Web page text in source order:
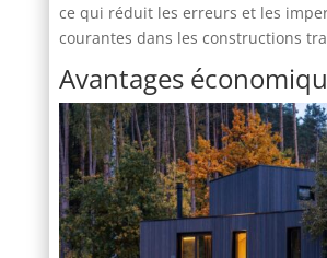
ce qui réduit les erreurs et les
courantes dans les constructions
Avantages